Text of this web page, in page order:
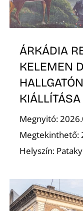
ÁRKÁDIA
KELEMEN
KIÁLLÍTÁSA
Megnyitó:
Megtekinthető:
Helyszín: